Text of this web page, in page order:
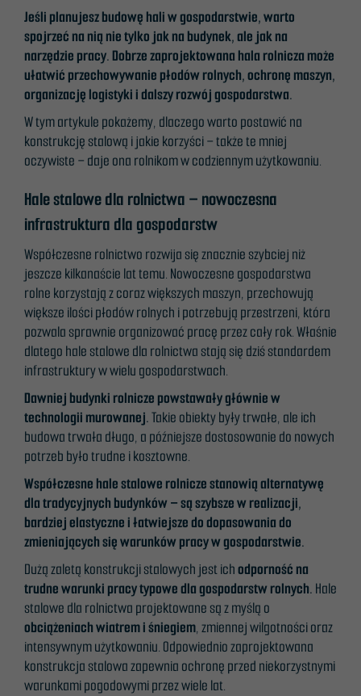
Jeśli planujesz budowę hali w gospodarstwie, warto
spojrzeć na nią nie tylko jak na budynek, ale jak na
narzędzie pracy. Dobrze zaprojektowana hala rolnicza może
ułatwić przechowywanie płodów rolnych, ochronę maszyn,
organizację logistyki i dalszy rozwój gospodarstwa.
W tym artykule pokażemy, dlaczego warto postawić na
konstrukcję stalową i jakie korzyści – także te mniej
oczywiste – daje ona rolnikom w codziennym użytkowaniu.
Hale stalowe dla rolnictwa – nowoczesna
infrastruktura dla gospodarstw
Współczesne rolnictwo rozwija się znacznie szybciej niż
jeszcze kilkanaście lat temu. Nowoczesne gospodarstwa
rolne korzystają z coraz większych maszyn, przechowują
większe ilości płodów rolnych i potrzebują przestrzeni, która
pozwala sprawnie organizować pracę przez cały rok. Właśnie
dlatego hale stalowe dla rolnictwa stają się dziś standardem
infrastruktury w wielu gospodarstwach.
Dawniej budynki rolnicze powstawały głównie w
technologii murowanej.Takie obiekty były trwałe, ale ich
budowa trwała długo, a późniejsze dostosowanie do nowych
potrzeb było trudne i kosztowne.
Współczesne hale stalowe rolnicze stanowią alternatywę
dla tradycyjnych budynków – są szybsze w realizacji,
bardziej elastyczne i łatwiejsze do dopasowania do
zmieniających się warunków pracy w gospodarstwie.
Dużą zaletą konstrukcji stalowych jest ichodporność na
trudne warunki pracy typowe dla gospodarstw rolnych. Hale
stalowe dla rolnictwa projektowane są z myślą o
obciążeniach wiatrem i śniegiem, zmiennej wilgotności oraz
intensywnym użytkowaniu. Odpowiednio zaprojektowana
konstrukcja stalowa zapewnia ochronę przed niekorzystnymi
warunkami pogodowymi przez wiele lat.